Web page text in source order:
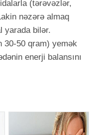
(tərəvəzlər,
nəzərə almaq
yarada bilər.
30-50 qram) yemək
enerji balansını